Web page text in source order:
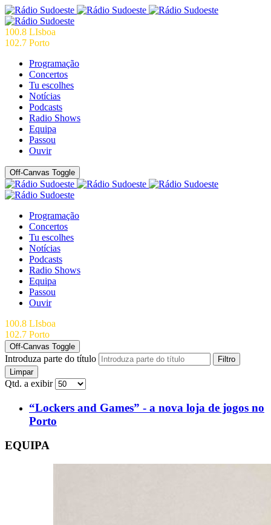
100.8 LIsboa
102.7 Porto
Programação
Concertos
Tu escolhes
Notícias
Podcasts
Radio Shows
Equipa
Passou
Ouvir
Off-Canvas Toggle
Programação
Concertos
Tu escolhes
Notícias
Podcasts
Radio Shows
Equipa
Passou
Ouvir
100.8 LIsboa
102.7 Porto
Off-Canvas Toggle
Introduza parte do título
Filtro
Limpar
Qtd. a exibir
“Lockers and Games” - a nova loja de jogos no
Porto
EQUIPA